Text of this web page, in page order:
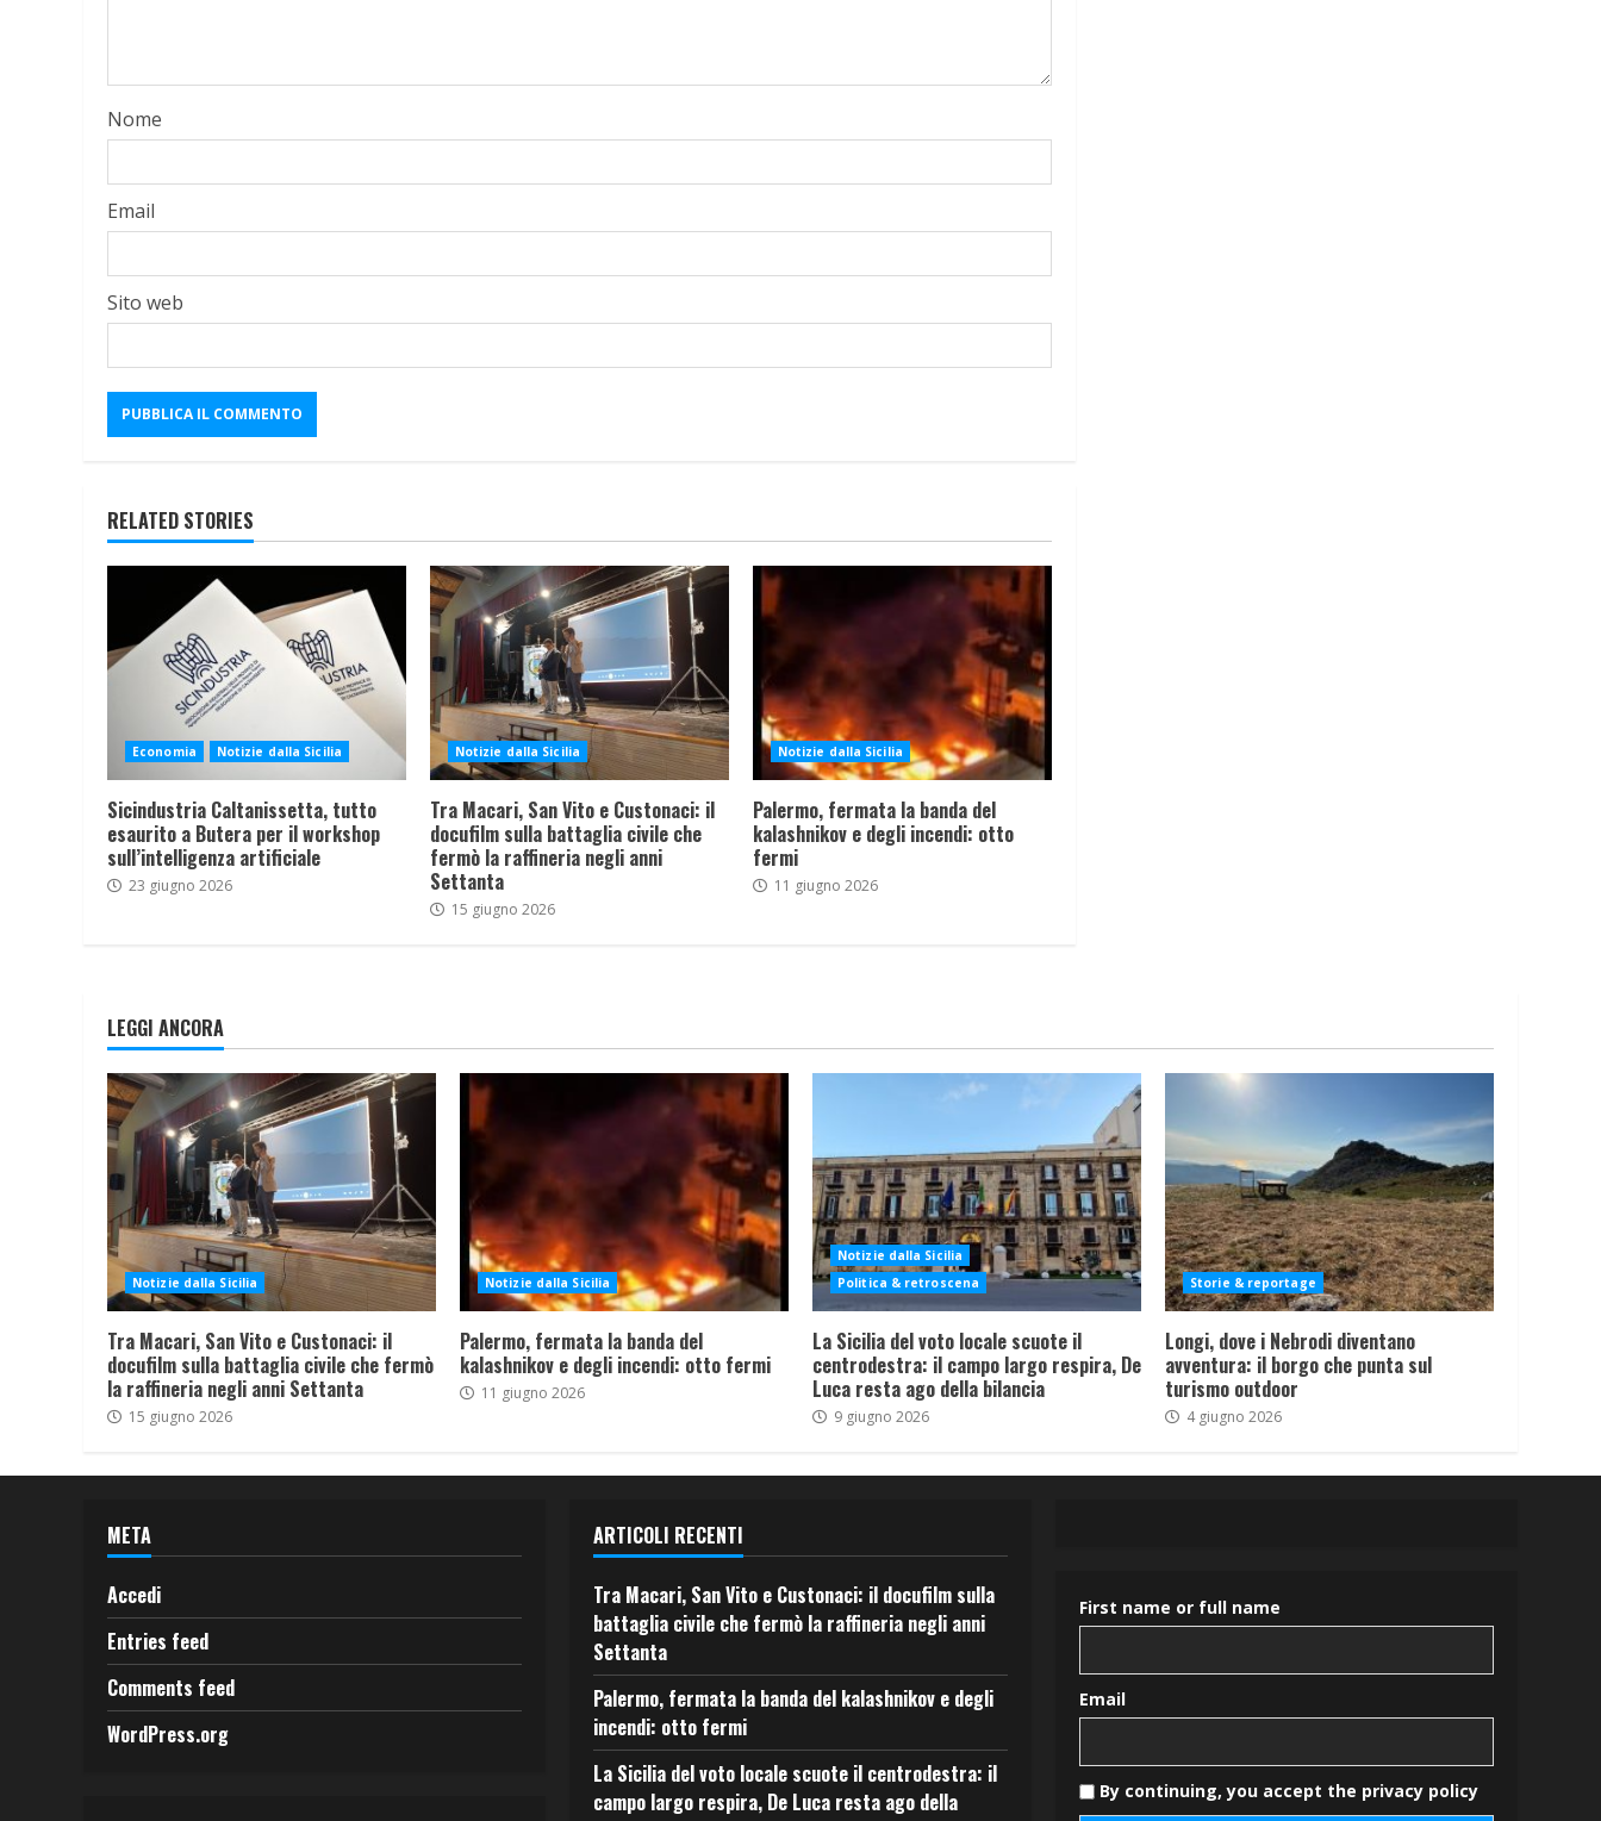
Nome
Email
Sito web
RELATED STORIES
Economia Notizie dalla Sicilia
Sicindustria Caltanissetta, tutto
esaurito a Butera per il workshop
sull’intelligenza artificiale
23 giugno 2026
Notizie dalla Sicilia
Tra Macari, San Vito e Custonaci: il
docufilm sulla battaglia civile che
fermò la raffineria negli anni
Settanta
15 giugno 2026
Notizie dalla Sicilia
Palermo, fermata la banda del
kalashnikov e degli incendi: otto
fermi
11 giugno 2026
LEGGI ANCORA
Notizie dalla Sicilia
Tra Macari, San Vito e Custonaci: il
docufilm sulla battaglia civile che fermò
la raffineria negli anni Settanta
15 giugno 2026
Notizie dalla Sicilia
Palermo, fermata la banda del
kalashnikov e degli incendi: otto fermi
11 giugno 2026
Notizie dalla Sicilia
Politica & retroscena
La Sicilia del voto locale scuote il
centrodestra: il campo largo respira, De
Luca resta ago della bilancia
9 giugno 2026
Storie & reportage
Longi, dove i Nebrodi diventano
avventura: il borgo che punta sul
turismo outdoor
4 giugno 2026
META
Accedi
Entries feed
Comments feed
WordPress.org
ARTICOLI RECENTI
Tra Macari, San Vito e Custonaci: il docufilm sulla
battaglia civile che fermò la raffineria negli anni
Settanta
Palermo, fermata la banda del kalashnikov e degli
incendi: otto fermi
La Sicilia del voto locale scuote il centrodestra: il
campo largo respira, De Luca resta ago della
First name or full name
Email
By continuing, you accept the privacy policy